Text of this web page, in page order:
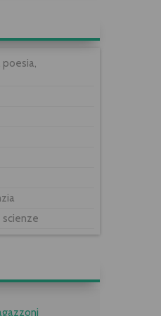
poesia,
scienze